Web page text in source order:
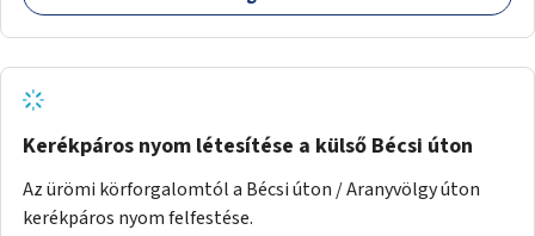
Kerékpáros nyom létesítése a külső Bécsi úton
Az ürömi körforgalomtól a Bécsi úton / Aranyvölgy úton
kerékpáros nyom felfestése.